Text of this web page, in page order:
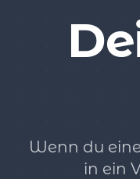
Wenn du
in ein